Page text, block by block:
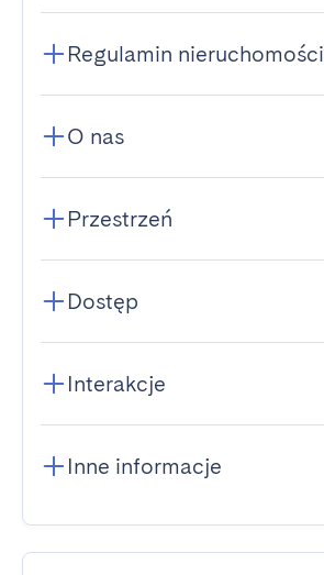
Regulamin nieruchomości
O nas
Przestrzeń
Dostęp
Interakcje
Inne informacje